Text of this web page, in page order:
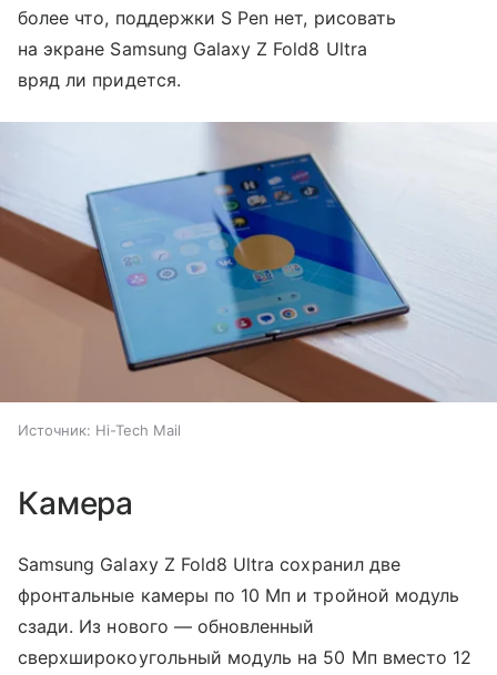
более что, поддержки S Pen нет, рисовать
на экране Samsung Galaxy Z Fold8 Ultra
вряд ли придется.
Источник: Hi-Tech Mail
Камера
Samsung Galaxy Z Fold8 Ultra сохранил две
фронтальные камеры по 10 Мп и тройной модуль
сзади. Из нового — обновленный
сверхширокоугольный модуль на 50 Мп вместо 12